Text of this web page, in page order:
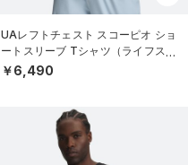
UAレフトチェスト スコーピオ ショ
ートスリーブ Tシャツ（ライフスタ
イル/MEN）
￥6,490